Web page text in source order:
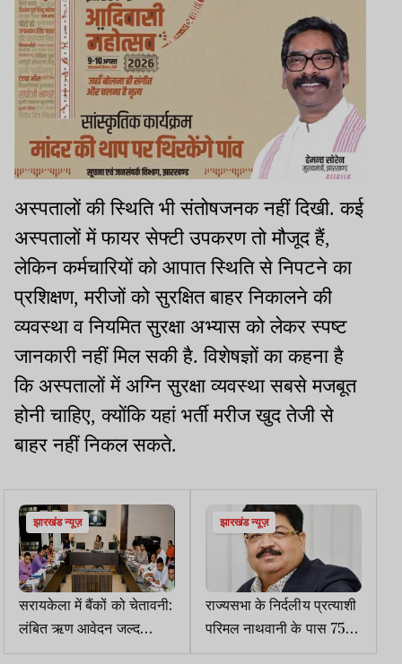
अस्पतालों की स्थिति भी संतोषजनक नहीं दिखी. कई
अस्पतालों में फायर सेफ्टी उपकरण तो मौजूद हैं,
लेकिन कर्मचारियों को आपात स्थिति से निपटने का
प्रशिक्षण, मरीजों को सुरक्षित बाहर निकालने की
व्यवस्था व नियमित सुरक्षा अभ्यास को लेकर स्पष्ट
जानकारी नहीं मिल सकी है. विशेषज्ञों का कहना है
कि अस्पतालों में अग्नि सुरक्षा व्यवस्था सबसे मजबूत
होनी चाहिए, क्योंकि यहां भर्ती मरीज खुद तेजी से
बाहर नहीं निकल सकते.
झारखंड न्यूज़
सरायकेला में बैंकों को चेतावनी:
लंबित ऋण आवेदन जल्द
निपटाएं, ग्रामीण क्षेत्रों में बढ़ाएं
झारखंड न्यूज़
राज्यसभा के निर्दलीय प्रत्याशी
परिमल नाथवानी के पास 754
करोड़ की संपत्ति